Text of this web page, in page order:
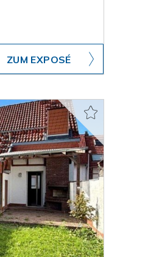
ZUM EXPOSÉ